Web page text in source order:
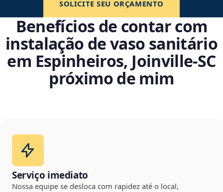
SOLICITE SEU ORÇAMENTO
Benefícios de contar com
instalação de vaso sanitário
em Espinheiros, Joinville‑SC
próximo de mim
Serviço imediato
Nossa equipe se desloca com rapidez até o local,